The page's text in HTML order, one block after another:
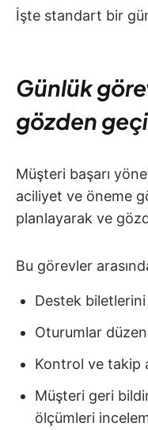
İşte standart bir
Günlük
gözden
Müşteri başarı
aciliyet ve öneme
planlayarak ve
Bu görevler
Destek
Oturumlar
Kontrol ve takip
Müşteri geri
ölçümleri